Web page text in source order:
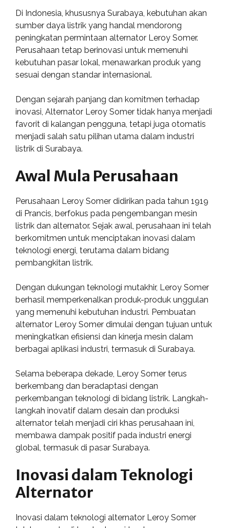
Di Indonesia, khususnya Surabaya, kebutuhan akan
sumber daya listrik yang handal mendorong
peningkatan permintaan alternator Leroy Somer.
Perusahaan tetap berinovasi untuk memenuhi
kebutuhan pasar lokal, menawarkan produk yang
sesuai dengan standar internasional.
Dengan sejarah panjang dan komitmen terhadap
inovasi, Alternator Leroy Somer tidak hanya menjadi
favorit di kalangan pengguna, tetapi juga otomatis
menjadi salah satu pilihan utama dalam industri
listrik di Surabaya.
Awal Mula Perusahaan
Perusahaan Leroy Somer didirikan pada tahun 1919
di Prancis, berfokus pada pengembangan mesin
listrik dan alternator. Sejak awal, perusahaan ini telah
berkomitmen untuk menciptakan inovasi dalam
teknologi energi, terutama dalam bidang
pembangkitan listrik.
Dengan dukungan teknologi mutakhir, Leroy Somer
berhasil memperkenalkan produk-produk unggulan
yang memenuhi kebutuhan industri. Pembuatan
alternator Leroy Somer dimulai dengan tujuan untuk
meningkatkan efisiensi dan kinerja mesin dalam
berbagai aplikasi industri, termasuk di Surabaya.
Selama beberapa dekade, Leroy Somer terus
berkembang dan beradaptasi dengan
perkembangan teknologi di bidang listrik. Langkah-
langkah inovatif dalam desain dan produksi
alternator telah menjadi ciri khas perusahaan ini,
membawa dampak positif pada industri energi
global, termasuk di pasar Surabaya.
Inovasi dalam Teknologi
Alternator
Inovasi dalam teknologi alternator Leroy Somer